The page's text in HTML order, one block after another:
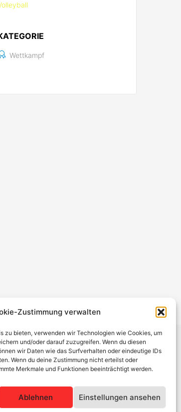
Zustimmung verwalten
zu bieten, verwenden wir Technologien wie Cookies, um
und/oder darauf zuzugreifen. Wenn du diesen
wir Daten wie das Surfverhalten oder eindeutige IDs
Wenn du deine Zustimmung nicht erteilst oder
Merkmale und Funktionen beeinträchtigt werden.
Ablehnen Einstellungen ansehen
Wettkampf
Links.